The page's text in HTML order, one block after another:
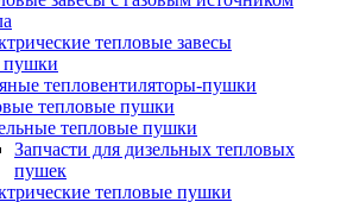
тепловые завесы
пушки
тепловентиляторы-пушки
тепловые пушки
тепловые пушки
Запчасти для дизельных тепловых
пушек
тепловые пушки